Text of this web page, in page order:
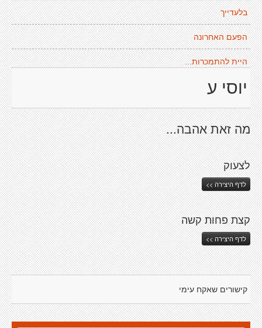
בלעדייך
הפעם האחרונה
היית להתמכרות...
יוסי ע
מה זאת אהבה...
לצעוק
לדף היצירה >>
קצת פחות קשה
לדף היצירה >>
קישורים שאקח עימי